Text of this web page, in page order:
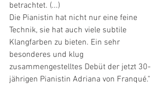
betrachtet. (...)
Die Pianistin hat nicht nur eine feine
Technik, sie hat auch viele subtile
Klangfarben zu bieten. Ein sehr
besonderes und klug
zusammengestelltes Debüt der jetzt 30-
jährigen Pianistin Adriana von Franqué."